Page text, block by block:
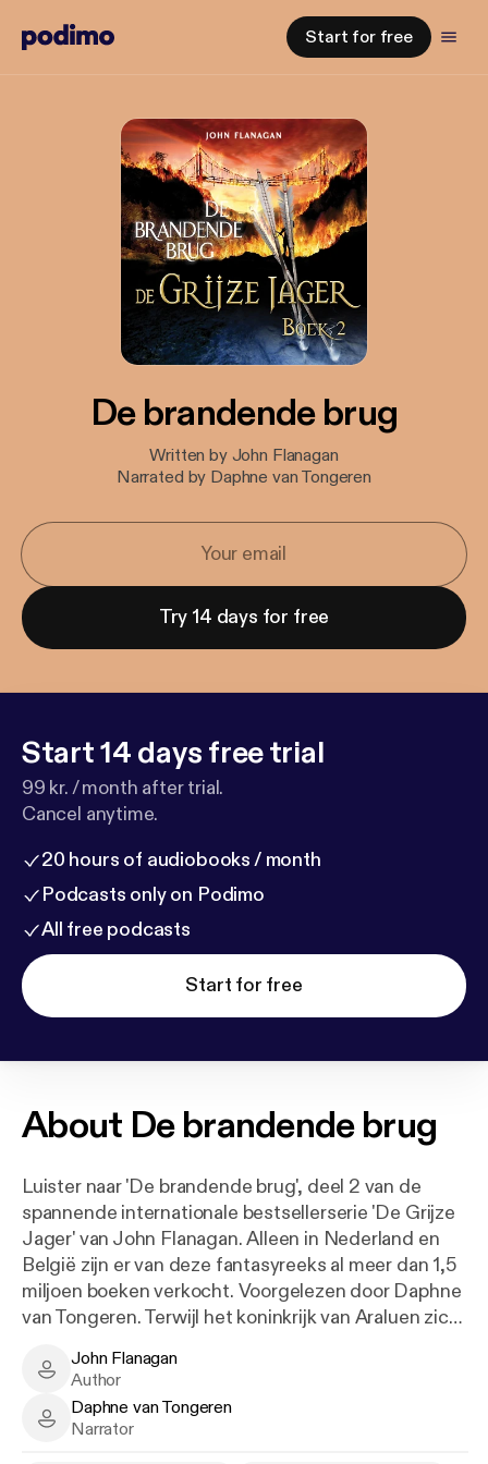
Start for free
De brandende brug
Written by John Flanagan
Narrated by Daphne van Tongeren
Try 14 days for free
Start 14 days free trial
99 kr. / month after trial.
Cancel anytime.
20 hours of audiobooks / month
Podcasts only on Podimo
All free podcasts
Start for free
About De brandende brug
Luister naar 'De brandende brug', deel 2 van de
spannende internationale bestsellerserie 'De Grijze
Jager' van John Flanagan. Alleen in Nederland en
België zijn er van deze fantasyreeks al meer dan 1,5
miljoen boeken verkocht. Voorgelezen door Daphne
van Tongeren. Terwijl het koninkrijk van Araluen zich
vergezellen Will en Arnaut de Grijze Jager Gilan in
'De brandende brug' op een missie naar Celtica. De
dorpen in Celtica blijken uitgestorven te zijn. Alleen
John Flanagan - Author
John Flanagan
Author
Daphne van Tongeren - Narrator
Daphne van Tongeren
Narrator